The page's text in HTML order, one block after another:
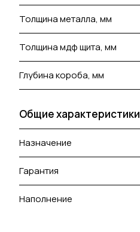
Толщина металла, мм
Толщина мдф щита, мм
Глубина короба, мм
Общие характеристики
Назначение
Гарантия
Наполнение